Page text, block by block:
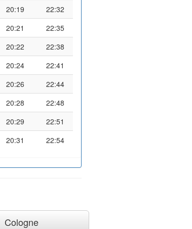
20:19
22:32
20:21
22:35
20:22
22:38
20:24
22:41
20:26
22:44
20:28
22:48
20:29
22:51
20:31 22:54
Cologne